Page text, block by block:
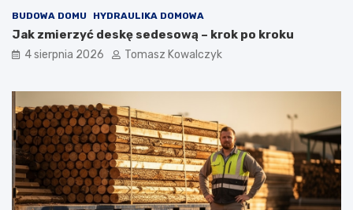
BUDOWA DOMU HYDRAULIKA DOMOWA
Jak zmierzyć deskę sedesową – krok po kroku
4 sierpnia 2026 Tomasz Kowalczyk